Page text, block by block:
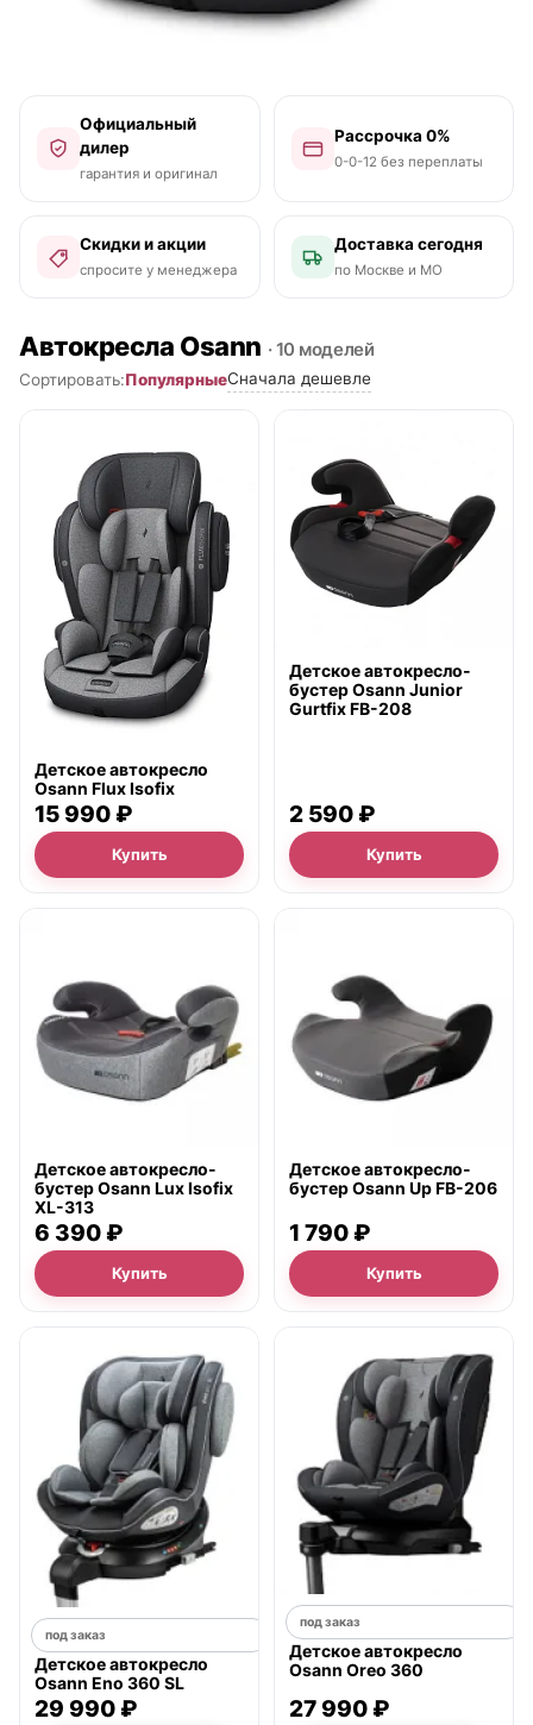
Официальный
дилер
гарантия и оригинал
Рассрочка 0%
0-0-12 без переплаты
Скидки и акции
спросите у менеджера
Доставка сегодня
по Москве и МО
Автокресла Osann · 10 моделей
Сортировать:ПопулярныеСначала дешевле
Детское автокресло
Osann Flux Isofix
15 990 ₽
Купить
Детское автокресло-
бустер Osann Junior
Gurtfix FB-208
2 590 ₽
Купить
Детское автокресло-
бустер Osann Lux Isofix
XL-313
6 390 ₽
Купить
Детское автокресло-
бустер Osann Up FB-206
1 790 ₽
Купить
под заказ
Детское автокресло
Osann Eno 360 SL
29 990 ₽
под заказ
Детское автокресло
Osann Oreo 360
27 990 ₽